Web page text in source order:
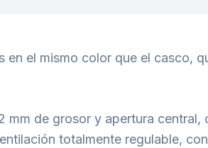
el mismo color que el casco,
de grosor y apertura central,
totalmente regulable,